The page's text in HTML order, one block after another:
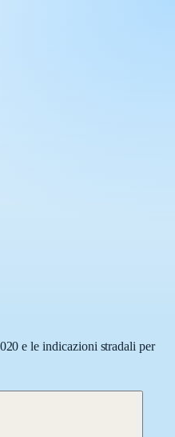
e le indicazioni stradali per